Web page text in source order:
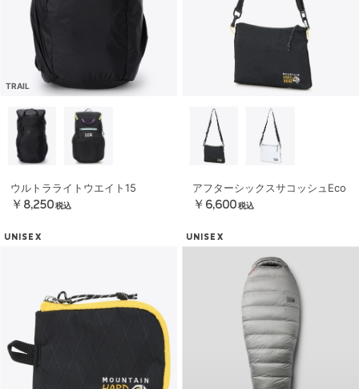
TRAIL
ウルトラライトウエイト15
￥8,250 税込
アフターシックスサコッシュEco
￥6,600 税込
UNISEX UNISEX